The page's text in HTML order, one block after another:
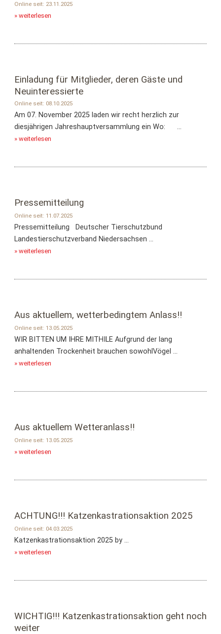
Online seit: 23.11.2025
» weiterlesen
Einladung für Mitglieder, deren Gäste und
Neuinteressierte
Online seit: 08.10.2025
Am 07. November 2025 laden wir recht herzlich zur
diesjährigen Jahreshauptversammlung ein Wo: ...
» weiterlesen
Pressemitteilung
Online seit: 11.07.2025
Pressemitteilung Deutscher Tierschutzbund
Landestierschutzverband Niedersachsen ...
» weiterlesen
Aus aktuellem, wetterbedingtem Anlass!!
Online seit: 13.05.2025
WIR BITTEN UM IHRE MITHILE Aufgrund der lang
anhaltenden Trockenheit brauchen sowohlVögel ...
» weiterlesen
Aus aktuellem Wetteranlass!!
Online seit: 13.05.2025
» weiterlesen
ACHTUNG!!! Katzenkastrationsaktion 2025
Online seit: 04.03.2025
Katzenkastrationsaktion 2025 by ...
» weiterlesen
WICHTIG!!! Katzenkastrationsaktion geht noch
weiter